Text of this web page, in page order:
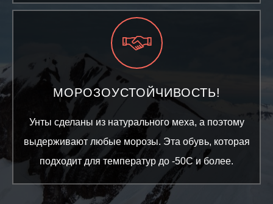
МОРОЗОУСТОЙЧИВОСТЬ!
Унты сделаны из натурального меха, а поэтому
выдерживают любые морозы. Эта обувь, которая
подходит для температур до -50С и более.